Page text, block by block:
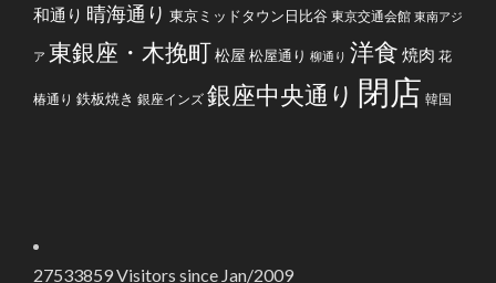
和通り 晴海通り 東京ミッドタウン日比谷 東京交通会館 東南アジ
ア 東銀座・木挽町松屋 松屋通り 柳通り 洋食 焼肉 花
椿通り 鉄板焼き 銀座インズ 銀座中央通り 閉店 韓国
27533859Visitors since Jan/2009